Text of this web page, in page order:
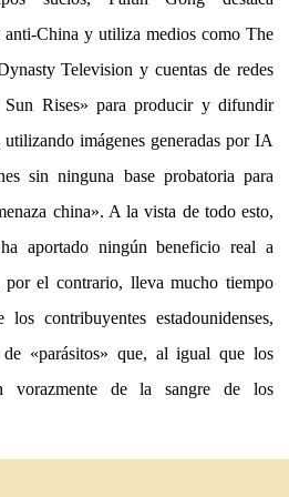
anti-China y utiliza medios como The
Television y cuentas de redes
Sun Rises» para producir y difundir
imágenes generadas por IA
sin ninguna base probatoria para
china». A la vista de todo esto,
aportado ningún beneficio real a
por el contrario, lleva mucho tiempo
contribuyentes estadounidenses,
«parásitos» que, al igual que los
vorazmente de la sangre de los